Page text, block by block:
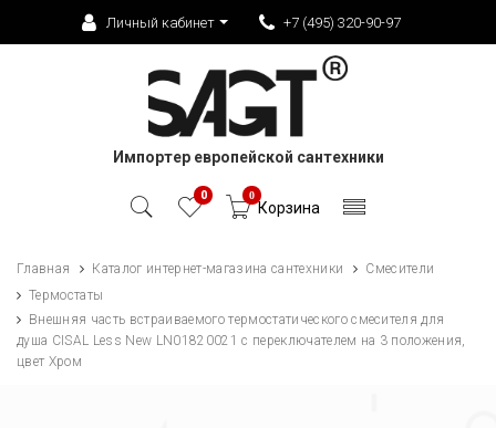
Личный кабинет +7 (495) 320-90-97
Импортер европейской сантехники
0 0
Корзина
Главная Каталог интернет-магазина сантехники
Смесители
Термостаты
Внешняя часть встраиваемого термостатического смесителя для
душа CISAL Less New LN01820021 с переключателем на 3 положения,
цвет Хром